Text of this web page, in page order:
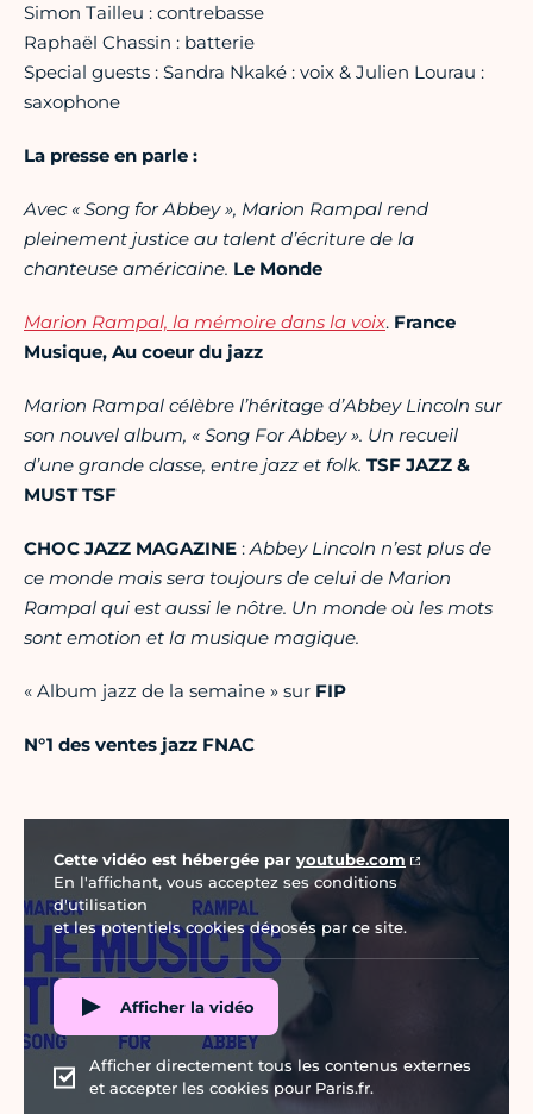
Simon Tailleu : contrebasse
Raphaël Chassin : batterie
Special guests : Sandra Nkaké : voix & Julien Lourau :
saxophone
La presse en parle :
Avec « Song for Abbey », Marion Rampal rend
pleinement justice au talent d’écriture de la
chanteuse américaine. Le Monde
Marion Rampal, la mémoire dans la voix. France
Musique, Au coeur du jazz
Marion Rampal célèbre l’héritage d’Abbey Lincoln sur
son nouvel album, « Song For Abbey ». Un recueil
d’une grande classe, entre jazz et folk. TSF JAZZ &
MUST TSF
CHOC JAZZ MAGAZINE :Abbey Lincoln n’est plus de
ce monde mais sera toujours de celui de Marion
Rampal qui est aussi le nôtre. Un monde où les mots
sont emotion et la musique magique.
« Album jazz de la semaine » sur FIP
N°1 des ventes jazz FNAC
Cette vidéo est hébergée par youtube.com
En l'affichant, vous acceptez ses conditions
d'utilisation
et les potentiels cookies déposés par ce site.
Afficher la vidéo
Afficher directement tous les contenus externes
et accepter les cookies pour Paris.fr.